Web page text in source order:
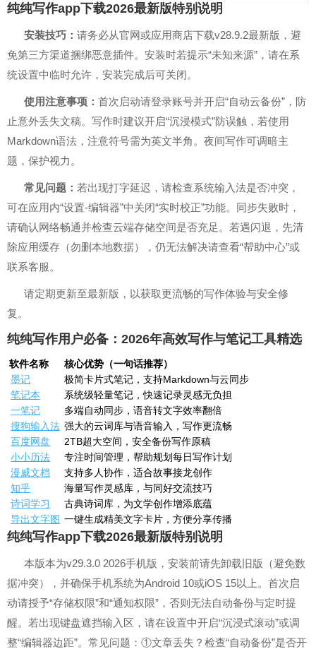
纯纯写作app下载2026最新版特别说明
安装技巧： 请务必从官网或应用商店下载v28.9.2最新版，避
免第三方渠道捆绑恶意插件。安装时若提示“未知来源”，请在系
统设置中临时允许，安装完成后可关闭。
使用注意事项： 首次启动请登录账号并开启“自动云备份”，防
止意外丢失文稿。写作时建议开启“沉浸模式”防误触，若使用
Markdown语法，注意符号需为英文半角。夜间写作可调暗主
题，保护视力。
常见问题： 若出现打字延迟，请检查系统输入法是否冲突，
可在应用内“设置-编辑器”中关闭“实时校正”功能。同步失败时，
请确认网络畅通并检查云端存储空间是否充足。若遇闪退，先清
除应用缓存（勿删本地数据），仍无法解决请查看“帮助中心”或
联系客服。
请定期更新至最新版，以获取更流畅的写作体验与安全修
复。
纯纯写作用户必备：2026年高效写作与笔记工具精选
软件名称
核心优势（一句话推荐）
墨记
极简卡片式笔记，支持Markdown与云同步
笔记本
系统级轻量笔记，快速记录灵感无负担
一笔记
多端自动同步，语音转文字效率翻倍
搜狗输入法 强大的云词库与语音输入，写作更流畅
百度网盘
2TB超大空间，安全备份写作原稿
小小历法
专注时间管理，帮助规划每日写作计划
漫威文档
支持多人协作，适合故事接龙创作
知乎
海量写作灵感库，与同好交流技巧
诗词学习
古典诗词库，为文学创作增添底蕴
导出文字图 一键生成精美文字卡片，方便分享传播
纯纯写作app下载2026最新版特别说明
本版本为v29.3.0 2026手机版，安装前请先卸载旧版（避免数
据冲突），并确保手机系统为Android 10或iOS 15以上。首次启
动请授予“存储权限”和“通知权限”，否则无法自动备份与定时提
醒。若出现键盘遮挡输入区，请在设置中开启“沉浸式滚动”或调
整“编辑器边距”。常见问题：①文章丢失？检查“自动备份”是否开